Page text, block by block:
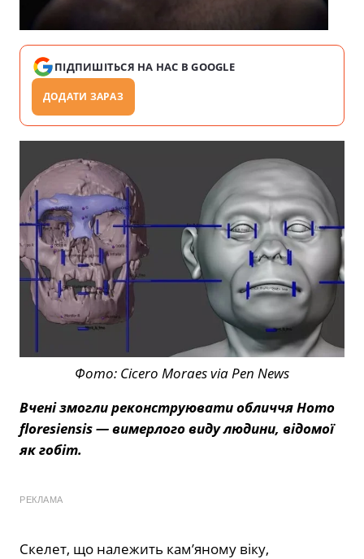
ПІДПИШІТЬСЯ НА НАС В GOOGLE
ДОДАТИ ЗАРАЗ
Фото: Cicero Moraes via Pen News
Вчені змогли реконструювати обличчя Homo
floresiensis — вимерлого виду людини, відомої
як гобіт.
РЕКЛАМА
Скелет, що належить кам’яному віку,